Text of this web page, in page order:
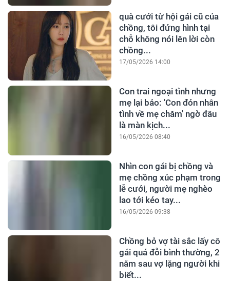
quà cưới từ hội gái cũ của
chồng, tôi đứng hình tại
chỗ không nói lên lời còn
chồng...
17/05/2026 14:00
Con trai ngoại tình nhưng
mẹ lại bảo: 'Con đón nhân
tình về mẹ chăm' ngờ đâu
là màn kịch...
16/05/2026 08:40
Nhìn con gái bị chồng và
mẹ chồng xúc phạm trong
lễ cưới, người mẹ nghèo
lao tới kéo tay...
16/05/2026 09:38
Chồng bỏ vợ tài sắc lấy cô
gái quá đỗi bình thường, 2
năm sau vợ lặng người khi
biết...